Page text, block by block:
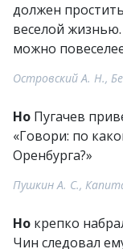
должен
веселой
можно
Островский А. Н.,
Но Пугачев
«Говори: по
Оренбурга?»
Пушкин А. С.,
Но крепко
Чин следовал